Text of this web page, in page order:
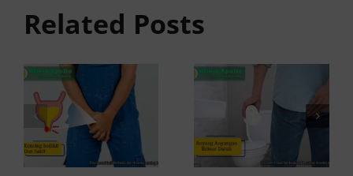
Related Posts
dan Sakit:
Penyebab
dan Cara
Mengatasinya
Penyebab
dan Kapan
ke Dokter